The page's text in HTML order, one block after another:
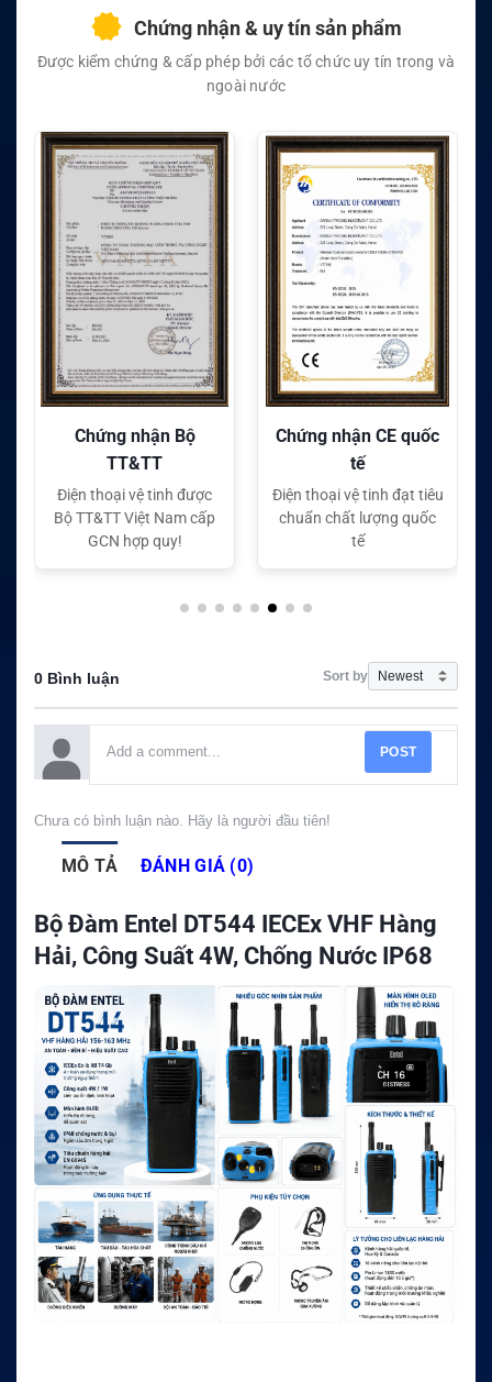
Chứng nhận & uy tín sản phẩm
Được kiểm chứng & cấp phép bởi các tổ chức uy tín trong và
ngoài nước
Chứng nhận CE quốc
tế
Điện thoại vệ tinh đạt tiêu
chuẩn chất lượng quốc
tế
Chứng nhận FC quốc
tế
Điện thoại vệ tinh đạt tiêu
chuẩn chất lượng quốc
tế
0 Bình luận Sort by
POST
Chưa có bình luận nào. Hãy là người đầu tiên!
MÔ TẢ ĐÁNH GIÁ (0)
Bộ Đàm Entel DT544 IECEx VHF Hàng
Hải, Công Suất 4W, Chống Nước IP68